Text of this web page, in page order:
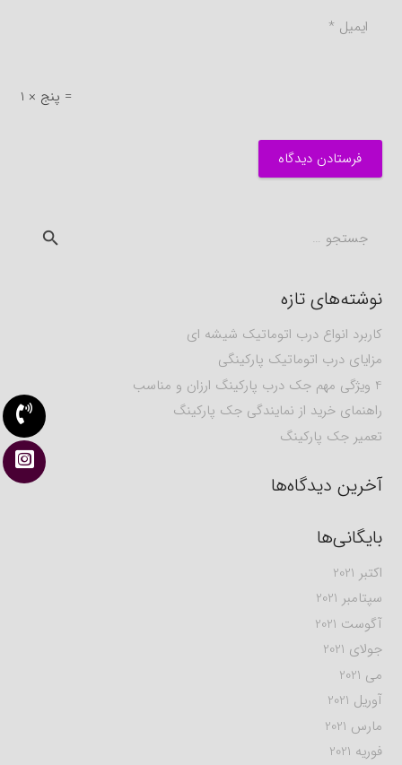
1 × پنج =
فرستادن دیدگاه
برای:
نوشته‌های تازه
کاربرد انواع درب اتوماتیک شیشه ای
مزایای درب اتوماتیک پارکینگی
4 ویژگی مهم جک درب پارکینگ ارزان و مناسب
راهنمای خرید از نمایندگی جک پارکینگ
تعمیر جک پارکینگ
آخرین دیدگاه‌ها
بایگانی‌ها
اکتبر 2021
سپتامبر 2021
آگوست 2021
جولای 2021
می 2021
آوریل 2021
مارس 2021
فوریه 2021